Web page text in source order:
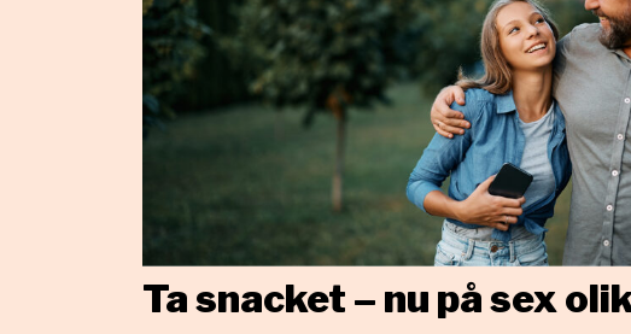
Ta snacket – nu på sex